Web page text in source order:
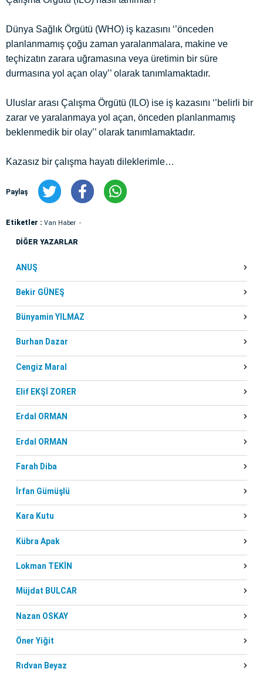
Dünya Sağlık Örgütü (WHO) iş kazasını ‘’önceden
planlanmamış çoğu zaman yaralanmalara, makine ve
teçhizatın zarara uğramasına veya üretimin bir süre
durmasına yol açan olay’’ olarak tanımlamaktadır.
Uluslar arası Çalışma Örgütü (ILO) ise iş kazasını ‘’belirli bir
zarar ve yaralanmaya yol açan, önceden planlanmamış
beklenmedik bir olay’’ olarak tanımlamaktadır.
Kazasız bir çalışma hayatı dileklerimle…
Paylaş
Etiketler : Van Haber
DİĞER YAZARLAR
ANUŞ
Bekir GÜNEŞ
Bünyamin YILMAZ
Burhan Dazar
Cengiz Maral
Elif EKŞİ ZORER
Erdal ORMAN
Erdal ORMAN
Farah Diba
İrfan Gümüşlü
Kara Kutu
Kübra Apak
Lokman TEKİN
Müjdat BULCAR
Nazan OSKAY
Öner Yiğit
Rıdvan Beyaz